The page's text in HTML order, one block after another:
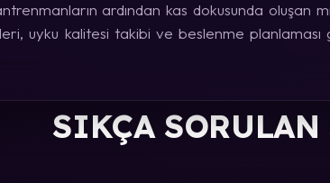
ardından kas dokusunda oluşan
uyku kalitesi takibi ve beslenme planlaması
SIKÇA